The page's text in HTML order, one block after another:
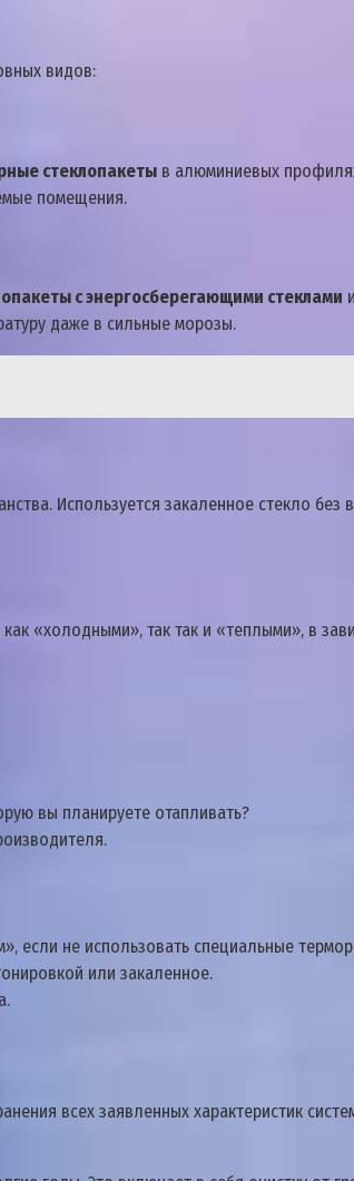
видов:
стеклопакеты в алюминиевых
помещения.
с энергосберегающими стеклами
даже в сильные морозы.
Используется закаленное стекло без
«холодными»‚ так так и «теплыми»‚ в
вы планируете отапливать?
если не использовать специальные
или закаленное.
всех заявленных характеристик